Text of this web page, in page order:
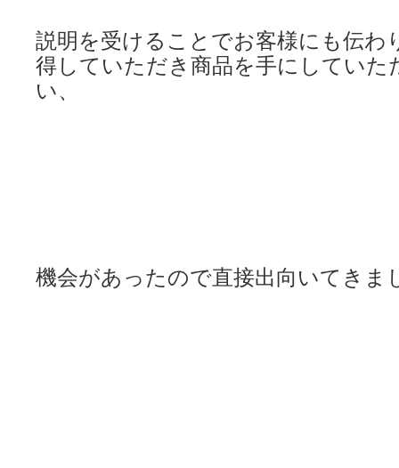
説明を受けることでお客様にも伝わ
得していただき 商品を手にしていた
い、
機会があったので直接出向いてきま